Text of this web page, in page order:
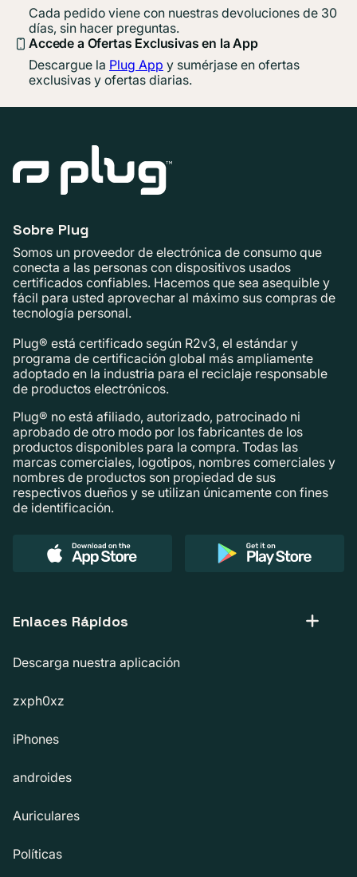
Cada pedido viene con nuestras devoluciones de 30
días, sin hacer preguntas.
Accede a Ofertas Exclusivas en la App
Descargue la Plug App y sumérjase en ofertas
exclusivas y ofertas diarias.
Sobre Plug
Somos un proveedor de electrónica de consumo que
conecta a las personas con dispositivos usados ​​
certificados confiables. Hacemos que sea asequible y
fácil para usted aprovechar al máximo sus compras de
tecnología personal.
Plug® está certificado según R2v3, el estándar y
programa de certificación global más ampliamente
adoptado en la industria para el reciclaje responsable
de productos electrónicos.
Plug® no está afiliado, autorizado, patrocinado ni
aprobado de otro modo por los fabricantes de los
productos disponibles para la compra. Todas las
marcas comerciales, logotipos, nombres comerciales y
nombres de productos son propiedad de sus
respectivos dueños y se utilizan únicamente con fines
de identificación.
Enlaces Rápidos
Descarga nuestra aplicación
zxph0xz
iPhones
androides
Auriculares
Políticas